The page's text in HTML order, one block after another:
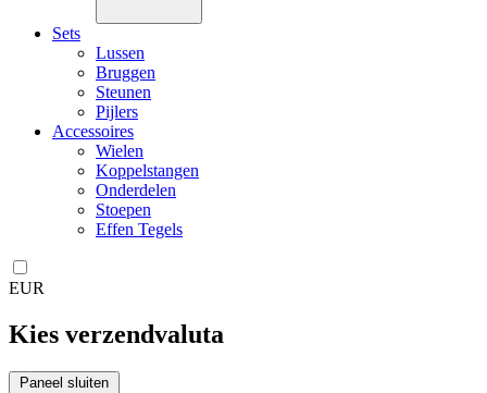
Sets
Lussen
Bruggen
Steunen
Pijlers
Accessoires
Wielen
Koppelstangen
Onderdelen
Stoepen
Effen Tegels
EUR
Kies verzendvaluta
Paneel sluiten